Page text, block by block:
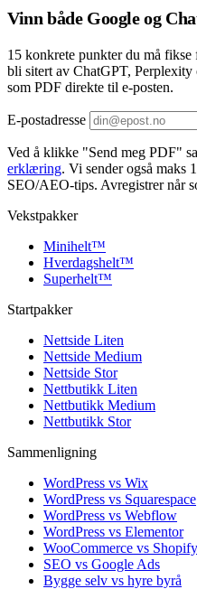
Vinn både Google og
15 konkrete punkter du må
bli sitert av ChatGPT,
som PDF direkte til e-posten.
E-postadresse
Ved å klikke "Send meg PDF"
erklæring. Vi sender også maks
SEO/AEO-tips. Avregistrer når
Vekstpakker
Minihelt™
Hverdagshelt™
Superhelt™
Startpakker
Nettside Liten
Nettside Medium
Nettside Stor
Nettbutikk Liten
Nettbutikk Medium
Nettbutikk Stor
Sammenligning
WordPress vs Wix
WordPress vs Squarespace
WordPress vs Webflow
WordPress vs Elementor
WooCommerce vs Shopify
SEO vs Google Ads
Bygge selv vs hyre byrå